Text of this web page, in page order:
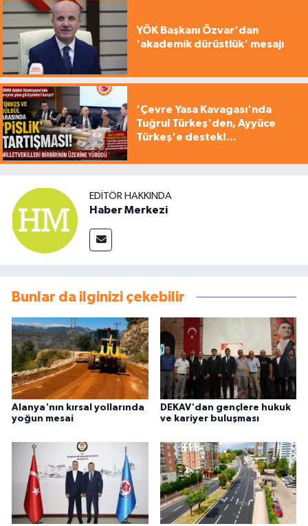
YÖK Başkanı Özvar'dan
'akademik dürüstlük' mesajı
'Çevre Yasa Kavagası'nda
Tuğrul Türkeş'den, Ayyüce
Türkeş'e destek!...
EDITÖR HAKKINDA
Haber Merkezi
Bunlar da ilginizi çekebilir
Alanya'nın kırsal yollarında
yoğun mesai
DEKAV'dan gençlere hukuk
ve kariyer buluşması